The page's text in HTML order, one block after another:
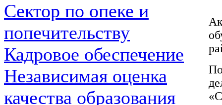
Сектор по опеке и
попечительству
Кадровое обеспечение
Независимая оценка
качества образования